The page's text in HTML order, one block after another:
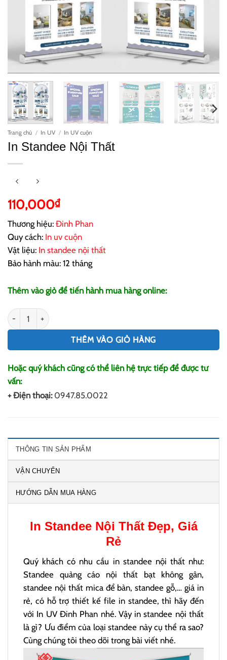
Trang chủ / In UV / In UV cuộn
In Standee Nội Thất
110,000₫
Thương hiệu: Đinh Phan
Quy cách: In uv cuộn
Vật liệu: In standee nội thất
Bảo hành màu: 12 tháng
Thêm vào giỏ để tiến hành mua hàng online:
In Standee Nội Thất số lượng
THÊM VÀO GIỎ HÀNG
Hoặc quý khách cũng có thể liên hệ trực tiếp để được tư
vấn:
+ Điện thoại: 0947.85.0022
THÔNG TIN SẢN PHẨM
VẬN CHUYỂN
HƯỚNG DẪN MUA HÀNG
In Standee Nội ThấtĐẹp, Giá
Rẻ
Quý khách có nhu cầu in standee nội thất như:
Standee quảng cáo nội thất bạt không gân,
standee nội thất mica để bàn, standee gỗ,… giá in
rẻ, có hỗ trợ thiết kế file in standee, thì hãy đến
với In UV Đinh Phan nhé. Vậy in standee nội thất
là gì? Ưu điểm của loại standee này cụ thể ra sao?
Cùng chúng tôi theo dõi trong bài viết nhé.